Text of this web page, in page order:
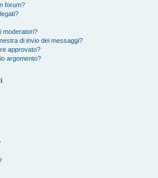
forum?
moderatori?
di invio dei messaggi?
approvato?
argomento?